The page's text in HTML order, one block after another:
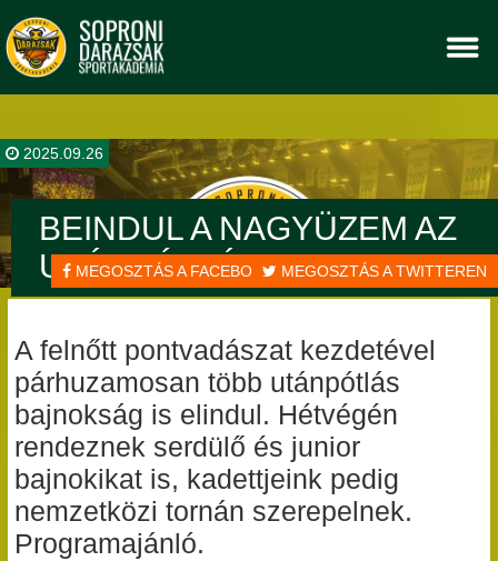
BEINDUL A NAGYÜZEM AZ
UTÁNPÓTLÁSBAN IS
2025.09.26
MEGOSZTÁS A FACEBOOKONMEGOSZTÁS A TWITTEREN
A felnőtt pontvadászat kezdetével
párhuzamosan több utánpótlás
bajnokság is elindul. Hétvégén
rendeznek serdülő és junior
bajnokikat is, kadettjeink pedig
nemzetközi tornán szerepelnek.
Programajánló.